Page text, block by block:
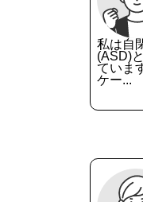
私は自
(ASD)
ていま
ケー...